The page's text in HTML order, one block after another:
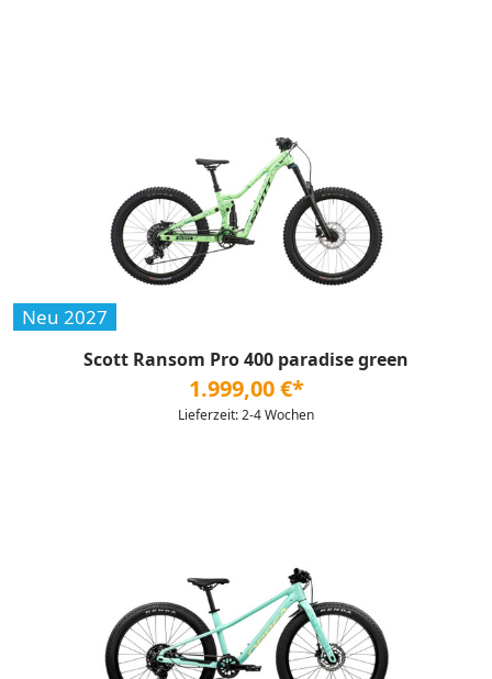
Neu 2027
Scott Ransom Pro 400 paradise green
1.999,00 €*
Lieferzeit: 2-4 Wochen